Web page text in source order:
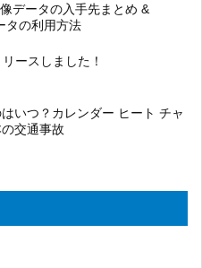
データの入手先まとめ &
タの利用方法
ースしました！
いつ？カレンダー ヒート チャ
交通事故